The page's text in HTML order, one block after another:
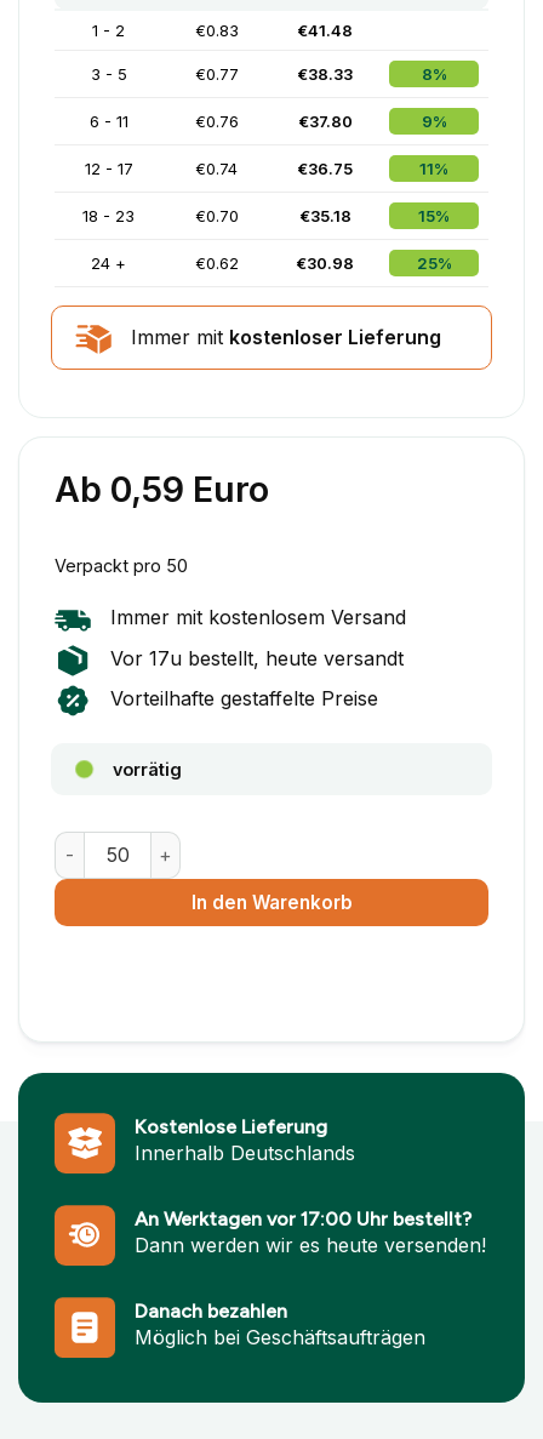
1 - 2 €0.83 €41.48
3 - 5 €0.77 €38.33 8%
6 - 11 €0.76 €37.80 9%
12 - 17 €0.74 €36.75 11%
18 - 23 €0.70 €35.18 15%
24 + €0.62 €30.98 25%
Immer mit kostenloser Lieferung
Ab 0,59 Euro
Verpackt pro 50
Immer mit kostenlosem Versand
Vor 17u bestellt, heute versandt
Vorteilhafte gestaffelte Preise
vorrätig
Faltschachtel 250 x 200 x 100 Menge
In den Warenkorb
Kostenlose Lieferung
Innerhalb Deutschlands
An Werktagen vor 17:00 Uhr bestellt?
Dann werden wir es heute versenden!
Danach bezahlen
Möglich bei Geschäftsaufträgen